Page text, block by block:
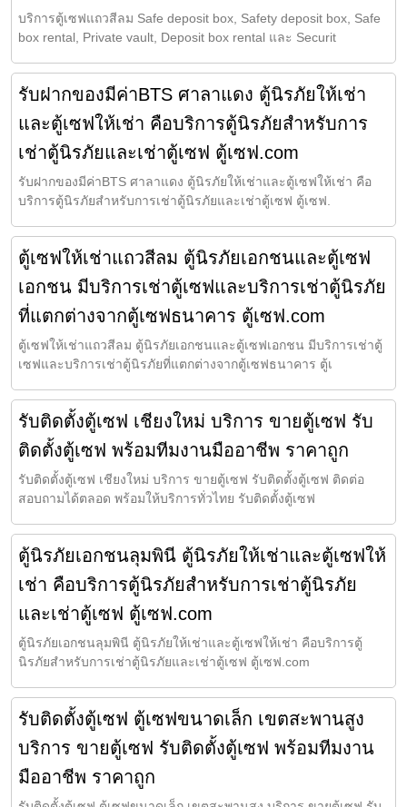
บริการตู้เซฟแถวสีลม Safe deposit box, Safety deposit box, Safe
box rental, Private vault, Deposit box rental และ Securit
รับฝากของมีค่าBTS ศาลาแดง ตู้นิรภัยให้เช่า
และตู้เซฟให้เช่า คือบริการตู้นิรภัยสำหรับการ
เช่าตู้นิรภัยและเช่าตู้เซฟ ตู้เซฟ.com
รับฝากของมีค่าBTS ศาลาแดง ตู้นิรภัยให้เช่าและตู้เซฟให้เช่า คือ
บริการตู้นิรภัยสำหรับการเช่าตู้นิรภัยและเช่าตู้เซฟ ตู้เซฟ.
ตู้เซฟให้เช่าแถวสีลม ตู้นิรภัยเอกชนและตู้เซฟ
เอกชน มีบริการเช่าตู้เซฟและบริการเช่าตู้นิรภัย
ที่แตกต่างจากตู้เซฟธนาคาร ตู้เซฟ.com
ตู้เซฟให้เช่าแถวสีลม ตู้นิรภัยเอกชนและตู้เซฟเอกชน มีบริการเช่าตู้
เซฟและบริการเช่าตู้นิรภัยที่แตกต่างจากตู้เซฟธนาคาร ตู้เ
รับติดตั้งตู้เซฟ เชียงใหม่ บริการ ขายตู้เซฟ รับ
ติดตั้งตู้เซฟ พร้อมทีมงานมืออาชีพ ราคาถูก
รับติดตั้งตู้เซฟ เชียงใหม่ บริการ ขายตู้เซฟ รับติดตั้งตู้เซฟ ติดต่อ
สอบถามได้ตลอด พร้อมให้บริการทั่วไทย รับติดตั้งตู้เซฟ
ตู้นิรภัยเอกชนลุมพินี ตู้นิรภัยให้เช่าและตู้เซฟให้
เช่า คือบริการตู้นิรภัยสำหรับการเช่าตู้นิรภัย
และเช่าตู้เซฟ ตู้เซฟ.com
ตู้นิรภัยเอกชนลุมพินี ตู้นิรภัยให้เช่าและตู้เซฟให้เช่า คือบริการตู้
นิรภัยสำหรับการเช่าตู้นิรภัยและเช่าตู้เซฟ ตู้เซฟ.com
รับติดตั้งตู้เซฟ ตู้เซฟขนาดเล็ก เขตสะพานสูง
บริการ ขายตู้เซฟ รับติดตั้งตู้เซฟ พร้อมทีมงาน
มืออาชีพ ราคาถูก